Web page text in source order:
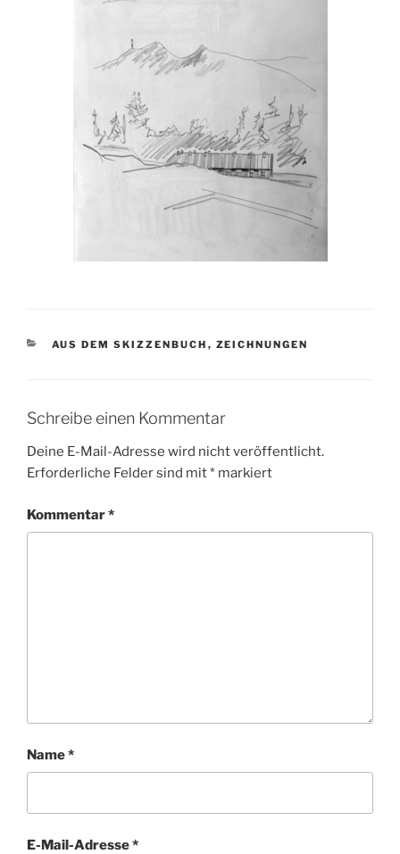
KATEGORIEN
AUS DEM SKIZZENBUCH , ZEICHNUNGEN
Schreibe einen Kommentar
Deine E-Mail-Adresse wird nicht veröffentlicht.
Erforderliche Felder sind mit* markiert
Kommentar*
Name*
E-Mail-Adresse*